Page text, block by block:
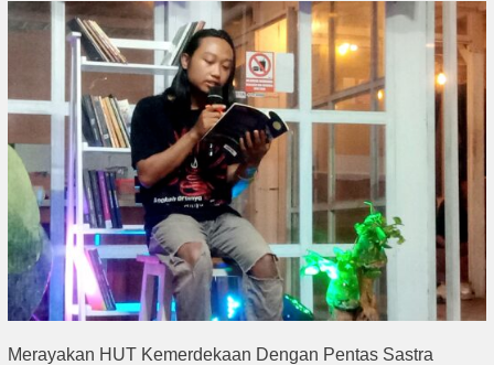
Merayakan HUT Kemerdekaan Dengan Pentas Sastra